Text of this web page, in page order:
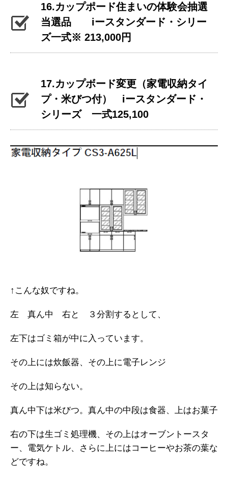
16.カップポード住まいの体験会抽選
当選品 iースタンダード・シリー
ズ一式※ 213,000円
17.カップボード変更（家電収納タイ
プ・米びつ付） iースタンダード・
シリーズ 一式125,100
↑こんな奴ですね。
左 真ん中 右と ３分割するとして、
左下はゴミ箱が中に入っています。
その上には炊飯器、その上に電子レンジ
その上は知らない。
真ん中下は米びつ。真ん中の中段は食器、上はお菓子
右の下は生ゴミ処理機、その上はオーブントースタ
ー、電気ケトル、さらに上にはコーヒーやお茶の葉な
どですね。